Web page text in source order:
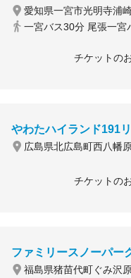
愛知県一宮市光明寺浦
一宮バス30分 尾張一宮
チケットの
やわたハイランド191
広島県北広島町西八幡
チケットの
ファミリースノーパ
福島県猪苗代町ぐみ沢